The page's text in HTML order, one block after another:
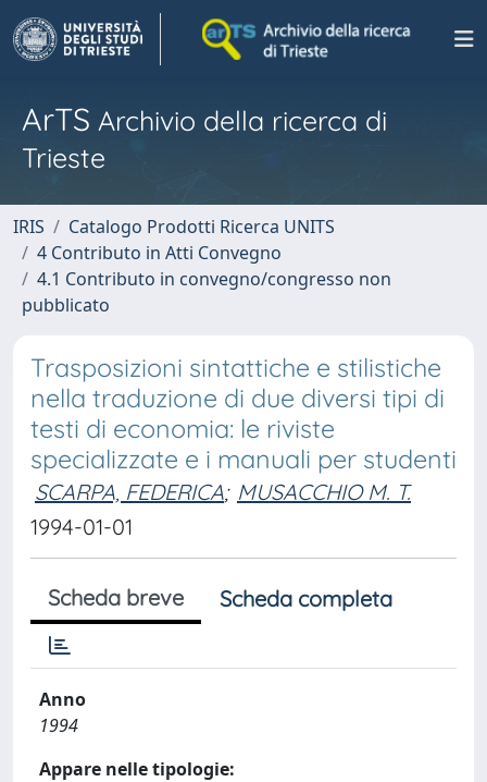
ArTS Archivio della ricerca di
Trieste
IRIS
Catalogo Prodotti Ricerca UNITS
4 Contributo in Atti Convegno
4.1 Contributo in convegno/congresso non
pubblicato
Trasposizioni sintattiche e stilistiche
nella traduzione di due diversi tipi di
testi di economia: le riviste
specializzate e i manuali per studenti
SCARPA, FEDERICA; MUSACCHIO M. T.
1994-01-01
Scheda breve Scheda completa
Anno
1994
Appare nelle tipologie: